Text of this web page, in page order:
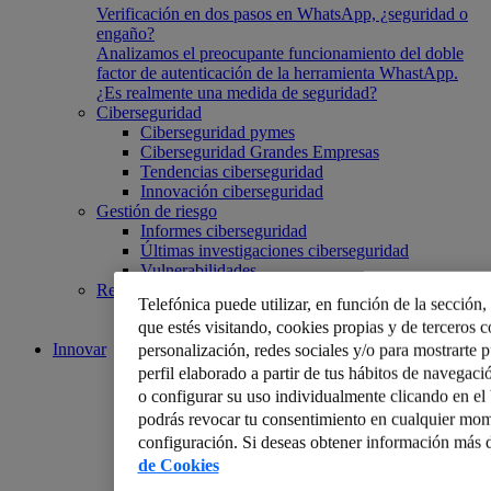
Verificación en dos pasos en WhatsApp, ¿seguridad o
engaño?
Analizamos el preocupante funcionamiento del doble
factor de autenticación de la herramienta WhastApp.
¿Es realmente una medida de seguridad?
Ciberseguridad
Ciberseguridad pymes
Ciberseguridad Grandes Empresas
Tendencias ciberseguridad
Innovación ciberseguridad
Gestión de riesgo
Informes ciberseguridad
Últimas investigaciones ciberseguridad
Vulnerabilidades
Reputación de marca
Reputación online
Prevención ciberseguridad
Innovar
Telefónica puede utilizar, en función de la
que estés visitando, cookies propias y de terceros
personalización, redes sociales y/o para mostrarte
perfil elaborado a partir de tus hábitos de
o configurar su uso individualmente clicando en
podrás revocar tu consentimiento en cualquier
configuración. Si deseas obtener información más
de Cookies